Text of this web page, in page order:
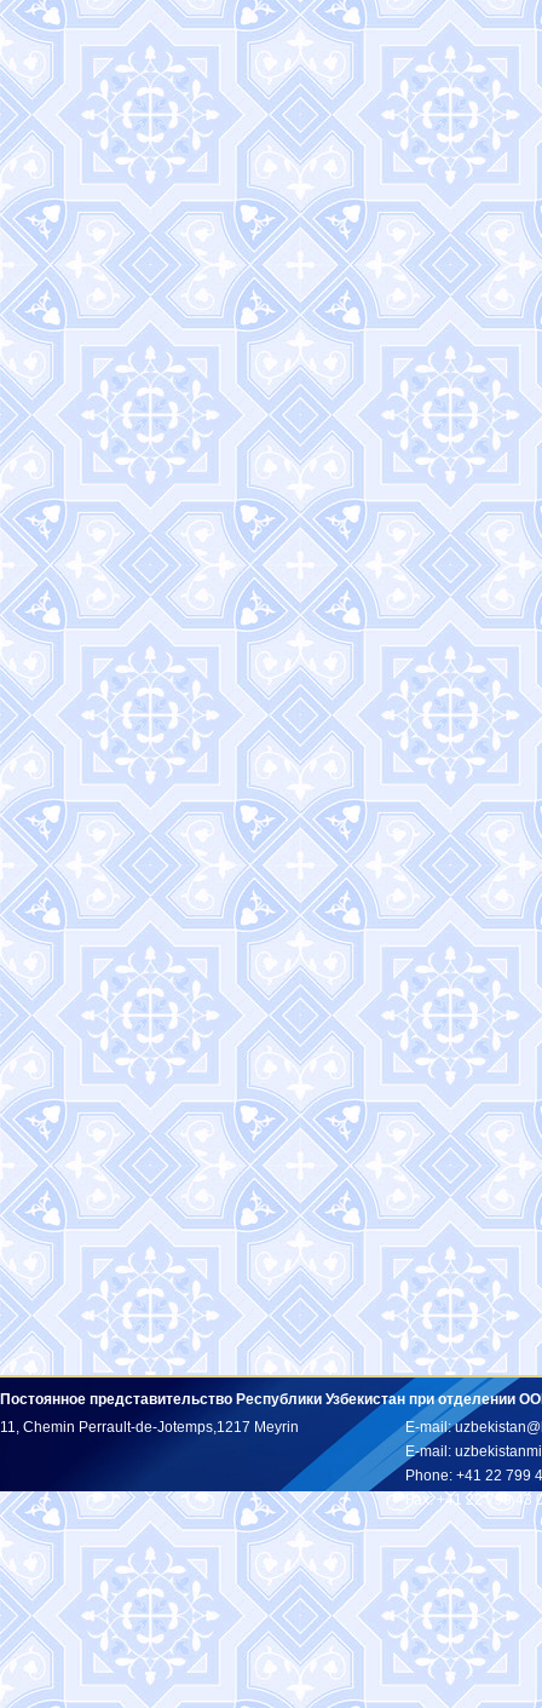
Постоянное представительство Республики Узбекистан при отделении
11, Chemin Perrault-de-Jotemps,1217 Meyrin
E-mail:
E-mail:
Phone: +41 22 799
Fax: +41 22 799 43